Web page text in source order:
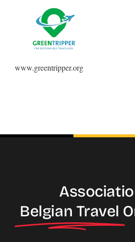
ABC Van De Toeristische
www.greentripper.org
Belgian Travel